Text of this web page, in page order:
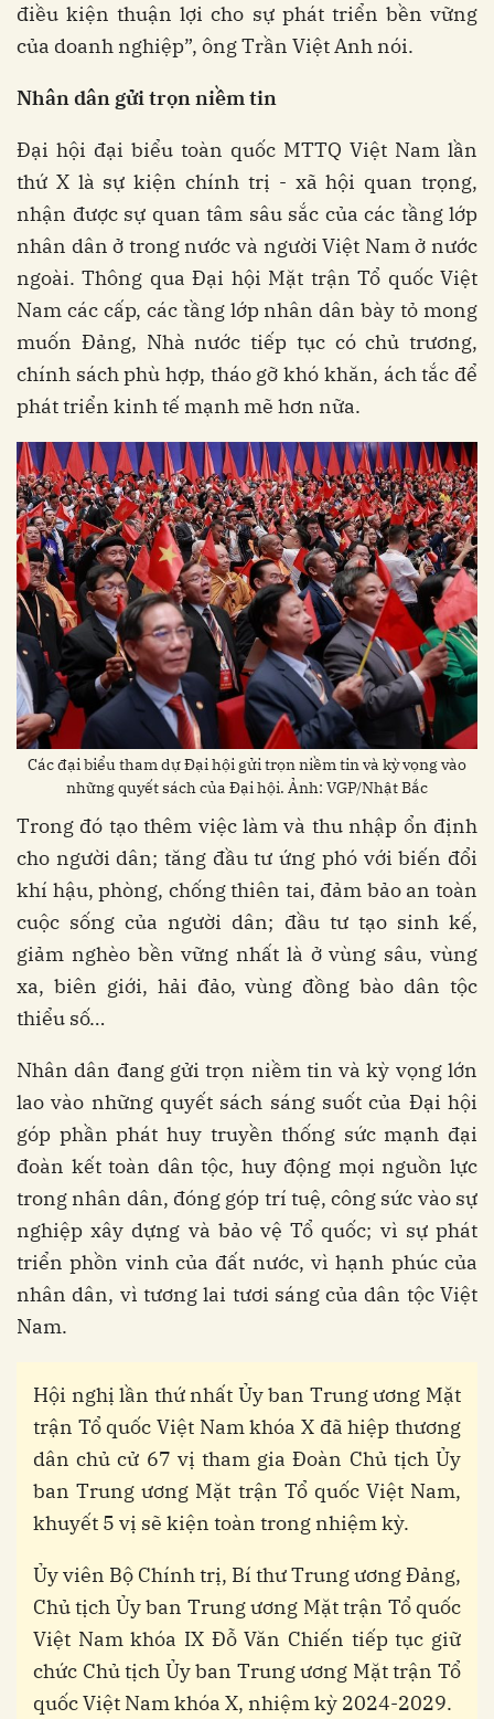
điều kiện thuận lợi cho sự phát triển bền vững
của doanh nghiệp”, ông Trần Việt Anh nói.
Nhân dân gửi trọn niềm tin
Đại hội đại biểu toàn quốc MTTQ Việt Nam lần
thứ X là sự kiện chính trị - xã hội quan trọng,
nhận được sự quan tâm sâu sắc của các tầng lớp
nhân dân ở trong nước và người Việt Nam ở nước
ngoài. Thông qua Đại hội Mặt trận Tổ quốc Việt
Nam các cấp, các tầng lớp nhân dân bày tỏ mong
muốn Đảng, Nhà nước tiếp tục có chủ trương,
chính sách phù hợp, tháo gỡ khó khăn, ách tắc để
phát triển kinh tế mạnh mẽ hơn nữa.
Các đại biểu tham dự Đại hội gửi trọn niềm tin và kỳ vọng vào
những quyết sách của Đại hội. Ảnh: VGP/Nhật Bắc
Trong đó tạo thêm việc làm và thu nhập ổn định
cho người dân; tăng đầu tư ứng phó với biến đổi
khí hậu, phòng, chống thiên tai, đảm bảo an toàn
cuộc sống của người dân; đầu tư tạo sinh kế,
giảm nghèo bền vững nhất là ở vùng sâu, vùng
xa, biên giới, hải đảo, vùng đồng bào dân tộc
thiểu số…
Nhân dân đang gửi trọn niềm tin và kỳ vọng lớn
lao vào những quyết sách sáng suốt của Đại hội
góp phần phát huy truyền thống sức mạnh đại
đoàn kết toàn dân tộc, huy động mọi nguồn lực
trong nhân dân, đóng góp trí tuệ, công sức vào sự
nghiệp xây dựng và bảo vệ Tổ quốc; vì sự phát
triển phồn vinh của đất nước, vì hạnh phúc của
nhân dân, vì tương lai tươi sáng của dân tộc Việt
Nam.
Hội nghị lần thứ nhất Ủy ban Trung ương Mặt
trận Tổ quốc Việt Nam khóa X đã hiệp thương
dân chủ cử 67 vị tham gia Đoàn Chủ tịch Ủy
ban Trung ương Mặt trận Tổ quốc Việt Nam,
khuyết 5 vị sẽ kiện toàn trong nhiệm kỳ.
Ủy viên Bộ Chính trị, Bí thư Trung ương Đảng,
Chủ tịch Ủy ban Trung ương Mặt trận Tổ quốc
Việt Nam khóa IX Đỗ Văn Chiến tiếp tục giữ
chức Chủ tịch Ủy ban Trung ương Mặt trận Tổ
quốc Việt Nam khóa X, nhiệm kỳ 2024-2029.